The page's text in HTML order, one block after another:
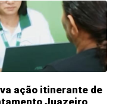
ação itinerante de